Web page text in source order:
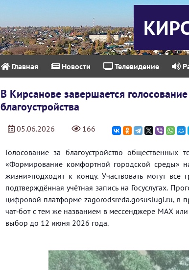
Главная Новости Телевидение
В Кирсанове завершается
благоустройства
05.06.2026 166
Голосование за благоустройство общественных
«Формирование комфортной городской среды»
жизни»подходит к концу. Участвовать могут
подтверждённая учётная запись на Госуслугах.
цифровой платформе zagorodsreda.gosuslugi.ru, в
чат‑бот с тем же названием в мессенджере МАХ
выбор до 12 июня 2026 года. ⁣